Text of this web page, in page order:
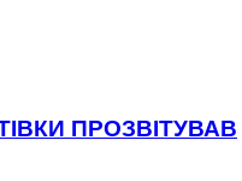
ПРОЗВІТУВАВ